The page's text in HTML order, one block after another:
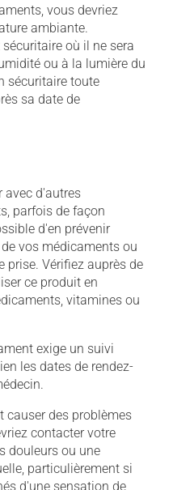
vous devriez
ambiante.
où il ne sera
ou à la lumière du
sécuritaire toute
sa date de
avec d'autres
parfois de façon
d'en prévenir
vos médicaments ou
prise. Vérifiez auprès de
ce produit en
vitamines ou
exige un suivi
les dates de rendez-
causer des problèmes
contacter votre
douleurs ou une
particulièrement si
d'une sensation de